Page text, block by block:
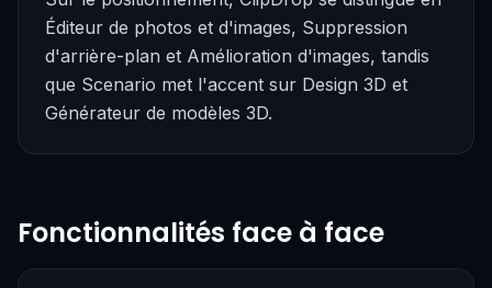
Éditeur de photos et d'images, Suppression
d'arrière-plan et Amélioration d'images, tandis
que Scenario met l'accent sur Design 3D et
Générateur de modèles 3D.
Fonctionnalités face à face